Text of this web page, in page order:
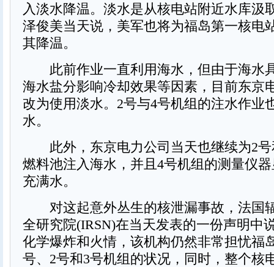
入淡水降温。淡水是从核电站附近水库汲
泽俊美当天说，美军也将为福岛第一核电
其降温。
此前作业一直利用海水，但由于海水
海水盐分影响冷却效果等因素，目前东京
改为使用淡水。2号与4号机组的注水作业
水。
此外，东京电力公司当天也继续为2号
燃料池注入海水，并且4号机组的测量仪
充满水。
对这起意外丛生的核泄漏事故，法国
全研究院(IRSN)在当天发表的一份声明中
化学爆炸和火情，该机构仍然非常担忧福
号、2号和3号机组的状况，同时，整个核